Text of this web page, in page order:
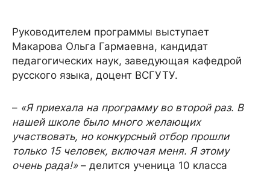
Руководителем программы выступает
Макарова Ольга Гармаевна, кандидат
педагогических наук, заведующая кафедрой
русского языка, доцент ВСГУТУ.
– «Я приехала на программу во второй раз. В
нашей школе было много желающих
участвовать, но конкурсный отбор прошли
только 15 человек, включая меня. Я этому
очень рада!» – делится ученица 10 класса